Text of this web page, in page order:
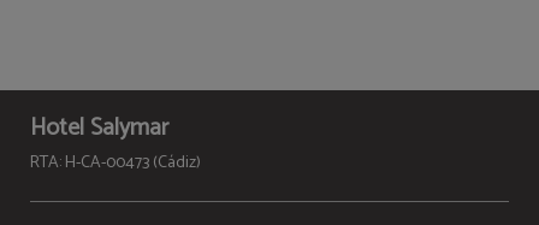
Hotel Salymar
RTA: H-CA-00473 (Cádiz)